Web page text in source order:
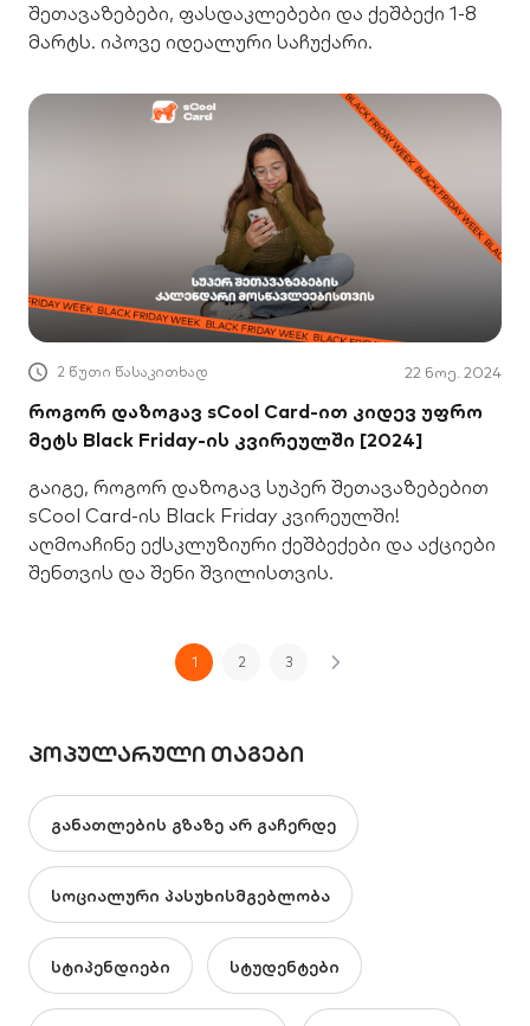
შეთავაზებები, ფასდაკლებები და ქეშბექი 1-8
მარტს. იპოვე იდეალური საჩუქარი.
2 წუთი წასაკითხად 22 ნოე. 2024
როგორ დაზოგავ sCool Card-ით კიდევ უფრო
მეტს Black Friday-ის კვირეულში [2024]
გაიგე, როგორ დაზოგავ სუპერ შეთავაზებებით
sCool Card-ის Black Friday კვირეულში!
აღმოაჩინე ექსკლუზიური ქეშბექები და აქციები
შენთვის და შენი შვილისთვის.
1 2 3
ᲞᲝᲞᲣᲚᲐᲠᲣᲚᲘ ᲗᲐᲒᲔᲑᲘ
განათლების გზაზე არ გაჩერდე
სოციალური პასუხისმგებლობა
სტიპენდიები სტუდენტები